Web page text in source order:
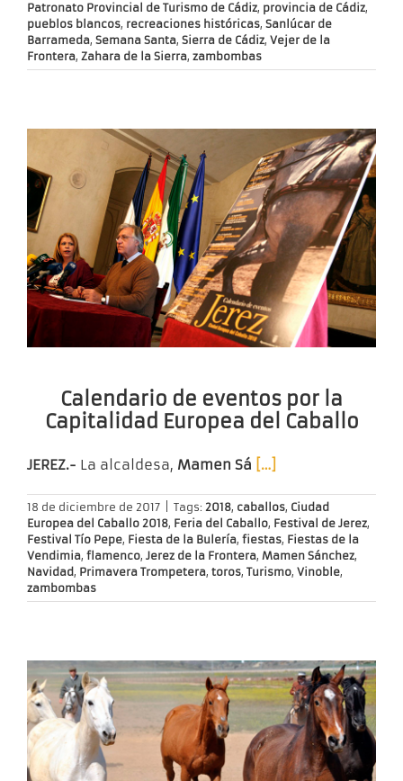
Patronato Provincial de Turismo de Cádiz, provincia de Cádiz,
pueblos blancos, recreaciones históricas, Sanlúcar de
Barrameda, Semana Santa, Sierra de Cádiz, Vejer de la
Frontera, Zahara de la Sierra, zambombas
Calendario de eventos por la
Capitalidad Europea del Caballo
JEREZ.- La alcaldesa, Mamen Sá […]
18 de diciembre de 2017 Tags: 2018, caballos, Ciudad
Europea del Caballo 2018, Feria del Caballo, Festival de Jerez,
Festival Tío Pepe, Fiesta de la Bulería, fiestas, Fiestas de la
Vendimia, flamenco, Jerez de la Frontera, Mamen Sánchez,
Navidad, Primavera Trompetera, toros, Turismo, Vinoble,
zambombas